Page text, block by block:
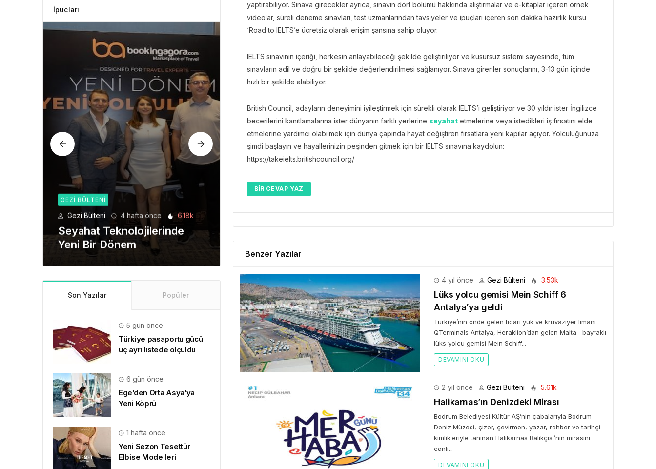
yaptırabiliyor. Sınava girecekler ayrıca, sınavın dört bölümü hakkında alıştırmalar ve e-kitaplar içeren örnek
videolar, süreli deneme sınavları, test uzmanlarından tavsiyeler ve ipuçları içeren son dakika hazırlık kursu
‘Road to IELTS’e ücretsiz olarak erişim şansına sahip oluyor.
IELTS sınavının içeriği, herkesin anlayabileceği şekilde geliştiriliyor ve kusursuz sistemi sayesinde, tüm
sınavların adil ve doğru bir şekilde değerlendirilmesi sağlanıyor. Sınava girenler sonuçlarını, 3-13 gün içinde
hızlı bir şekilde alabiliyor.
British Council, adayların deneyimini iyileştirmek için sürekli olarak IELTS’i geliştiriyor ve 30 yıldır ister İngilizce
becerilerini kanıtlamalarına ister dünyanın farklı yerlerine seyahat etmelerine veya istedikleri iş fırsatını elde
etmelerine yardımcı olabilmek için dünya çapında hayat değiştiren fırsatlara yeni kapılar açıyor. Yolculuğunuza
şimdi başlayın ve hayallerinizin peşinden gitmek için bir IELTS sınavına kaydolun:
https://takeielts.britishcouncil.org/
BIR CEVAP YAZ
Benzer Yazılar
4 yıl önce Gezi Bülteni 3.53k
Lüks yolcu gemisi Mein Schiff 6
Antalya’ya geldi
Türkiye’nin önde gelen ticari yük ve kruvaziyer limanı
QTerminals Antalya, Heraklion’dan gelen Malta bayraklı
lüks yolcu gemisi Mein Schiff...
DEVAMINI OKU
2 yıl önce Gezi Bülteni 5.61k
Halikarnas’ın Denizdeki Mirası
Bodrum Belediyesi Kültür AŞ’nin çabalarıyla Bodrum
Deniz Müzesi, çizer, çevirmen, yazar, rehber ve tarihçi
kimlikleriyle tanınan Halikarnas Balıkçısı’nın mirasını
canlı...
DEVAMINI OKU
İpucları
GEZI BÜLTENI
Gezi Bülteni 1 ay önce 8.93k
Manevi Yolculukta Yeni
Dönem
Gezi Bülteni 1 ay önce 3.43k
“Derken Rezervasyon!” ile
Son Yazılar Popüler
5 gün önce
Türkiye pasaportu gücü
üç ayrı listede ölçüldü
6 gün önce
Ege’den Orta Asya’ya
Yeni Köprü
1 hafta önce
Yeni Sezon Tesettür
Elbise Modelleri